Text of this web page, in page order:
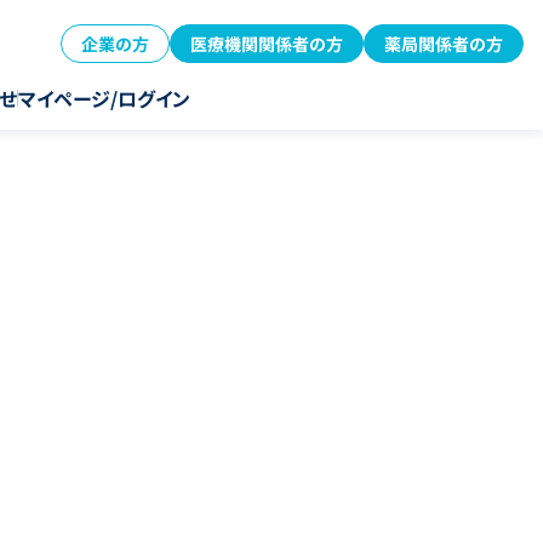
企業の方 医療機関関係者の方 薬局関係者の方
マイページ/ログイン